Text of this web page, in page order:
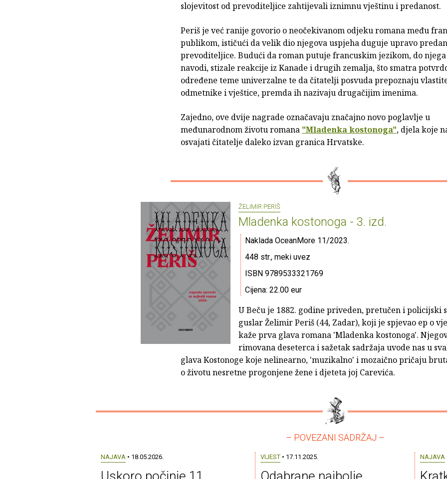
slojevitost od prevoditeljice zahtijevali iznimnu vještinu i predanost.
Periš je već ranije govorio o neočekivanom odjeku romana među
publikom, ističući da velik dio njegova uspjeha duguje upravo
prevoditeljice. Budući da roman putuje francuskim jezikom, do njega
navodi, stizale reakcije iz Kanade i drugih zemalja, što smatra
određene teme univerzalne te da čitatelji posvuda prepoznaju
odmetnike i vještice, premda ih nazivaju drugačijim imenima.
Zajedno, ove dvije nagrade označavaju značajno novo poglavlje u
međunarodnom životu romana "Mladenka kostonoga", djela koje
osvajati čitatelje daleko izvan granica Hrvatske.
ŽELIMIR PERIŠ
Mladenka kostonoga - 3. izd.
Naklada OceanMore 11/2023.
448 str., meki uvez
ISBN 9789533321769
Cijena: 22.00 eur
U Beču je 1882. godine priveden, pretučen i policijski
guslar Želimir Periš (44, Zadar), koji je spjevao ep o
kaže prva glava romana 'Mladenka kostonoga'.
rimovana deseterca i sažetak sadržaja uvode nas u
glava Kostonoge koje nelinearno, 'muzikalno' i mozaično pričaju
o životu nesretne progonjene žene i djeteta joj Carevića.
– POVEZANI SADRŽAJ –
NAJAVA• 18.05.2026. VIJEST• 17.11.2025. NAJAVA